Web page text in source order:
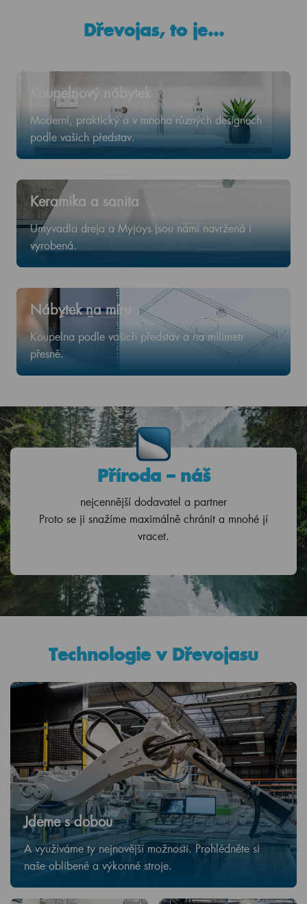
Dřevojas, to je…
Koupelnový nábytek
Moderní, praktický a v mnoha různých designech
podle vašich představ.
Keramika a sanita
Umyvadla dreja a Myjoys jsou námi navržená i
vyrobená.
Nábytek na míru
Koupelna podle vašich představ a na milimetr
přesně.
Příroda – náš
nejcennější dodavatel a partner
Proto se ji snažíme maximálně chránit a mnohé jí
vracet.
Technologie v Dřevojasu
Jdeme s dobou
A využíváme ty nejnovější možnosti. Prohlédněte si
naše oblíbené a výkonné stroje.